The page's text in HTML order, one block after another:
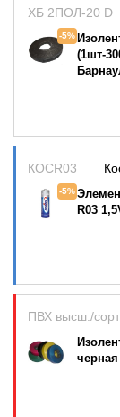
ХБ 2ПОЛ-20 D
-5%
(1шт-
КОСR03
-5%
R03
ПВХ высш./